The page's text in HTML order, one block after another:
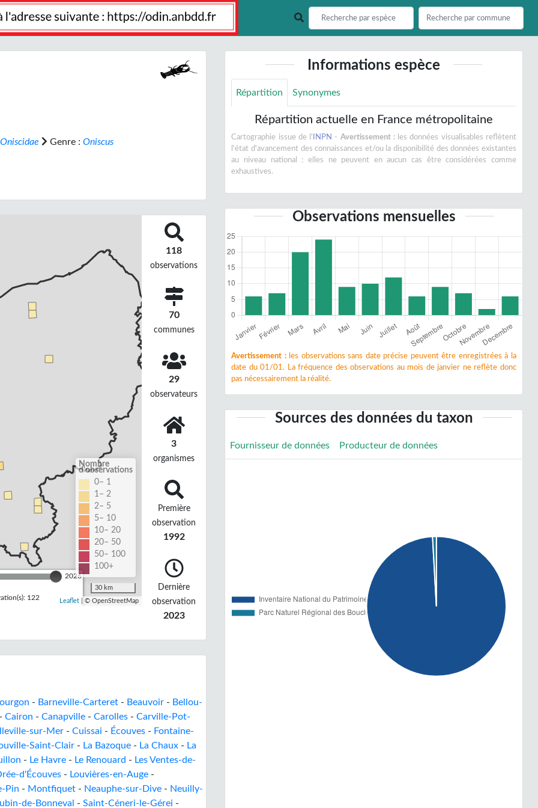
Oniscidae Genre : Oniscus
2026
122
Nombre
d'observations
0– 1
1– 2
2– 5
5– 10
10– 20
20– 50
50– 100
100+
30 km
Leaflet| © OpenStreetMap
118
observations
70
communes
29
observateurs
3
organismes
Première
observation
1992
Dernière
observation
2023
- Barneville-Carteret - Beauvoir - Bellou-
Cairon - Canapville - Carolles - Carville-Pot-
sur-Mer - Cuissai - Écouves - Fontaine-
Saint-Clair - La Bazoque - La Chaux - La
- Le Havre - Le Renouard - Les Ventes-de-
d'Écouves - Louvières-en-Auge -
Pin - Montfiquet - Neauphe-sur-Dive - Neuilly-
de-Bonneval
- Saint-Céneri-le-Gérei -
Informations espèce
Répartition Synonymes
Répartition actuelle en France métropolitaine
Cartographie issue de l' INPN - Avertissement :les données visualisables reflètent
l'état d'avancement des connaissances et/ou la disponibilité des données existantes
au niveau national : elles ne peuvent en aucun cas être considérées comme
exhaustives.
Observations mensuelles
Avertissement :les observations sans date précise peuvent être enregistrées à la
date du 01/01. La fréquence des observations au mois de janvier ne reflète donc
pas nécessairement la réalité.
Sources des données du taxon
Fournisseur de données Producteur de données